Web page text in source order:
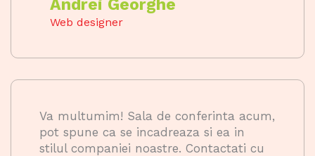
Andrei Georghe
Web designer
Va multumim! Sala de conferinta acum,
pot spune ca se incadreaza si ea in
stilul companiei noastre. Contactati cu